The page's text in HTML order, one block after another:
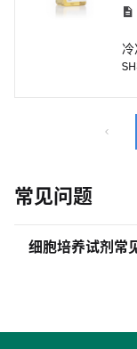
冷
常见问题
细胞培养试剂常